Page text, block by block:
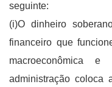
seguinte:
(i)O dinheiro
financeiro que
macroeconômica e
administração coloca